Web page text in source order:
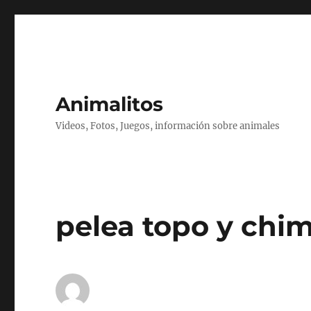
Animalitos
Videos, Fotos, Juegos, información sobre animales
pelea topo y